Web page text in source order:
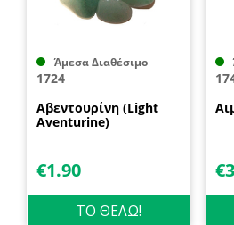
Άμεσα Διαθέσιμο
1724
Αβεντουρίνη (Light
Aventurine)
€1.90
ΤΟ ΘΕΛΩ!
€